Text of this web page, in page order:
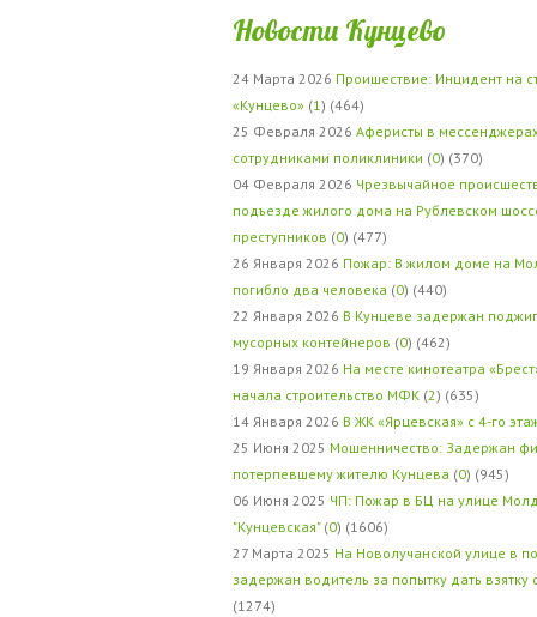
Новости Кунцево
24 Марта 2026 Проишествие: Инцидент на
«Кунцево» (1 ) (464)
25 Февраля 2026 Аферисты в
сотрудниками поликлиники (0) (370)
04 Февраля 2026 Чрезвычайное
подъезде жилого дома на Рублевском
преступников (0) (477)
26 Января 2026 Пожар: В жилом доме на
погибло два человека (0) (440)
22 Января 2026 В Кунцеве задержан
мусорных контейнеров (0) (462)
19 Января 2026 На месте кинотеатра
начала строительство МФК (2) (635)
14 Января 2026 В ЖК «Ярцевская» с 4-го
25 Июня 2025 Мошенничество: Задержан
потерпевшему жителю Кунцева (0) (945)
06 Июня 2025 ЧП: Пожар в БЦ на улице
"Кунцевская" (0) (1606)
27 Марта 2025 На Новолучанской улице в
задержан водитель за попытку дать
(1274)